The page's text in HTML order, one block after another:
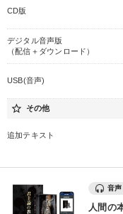
CD版
デジタル音声版
（配信＋ダウンロード）
USB(音声)
star_border その他
追加テキスト
音
人間の